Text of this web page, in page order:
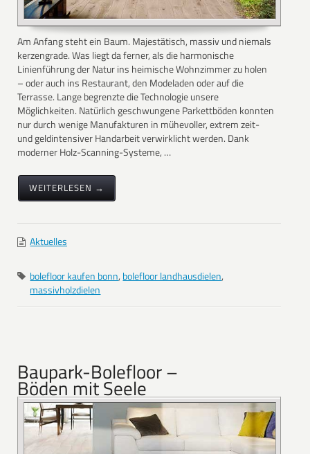
Am Anfang steht ein Baum. Majestätisch, massiv und niemals
kerzengrade. Was liegt da ferner, als die harmonische
Linienführung der Natur ins heimische Wohnzimmer zu holen
– oder auch ins Restaurant, den Modeladen oder auf die
Terrasse. Lange begrenzte die Technologie unsere
Möglichkeiten. Natürlich geschwungene Parkettböden konnten
nur durch wenige Manufakturen in mühevoller, extrem zeit-
und geldintensiver Handarbeit verwirklicht werden. Dank
moderner Holz-Scanning-Systeme, …
WEITERLESEN →
Aktuelles
bolefloor kaufen bonn, bolefloor landhausdielen,
massivholzdielen
Baupark-Bolefloor –
Böden mit Seele